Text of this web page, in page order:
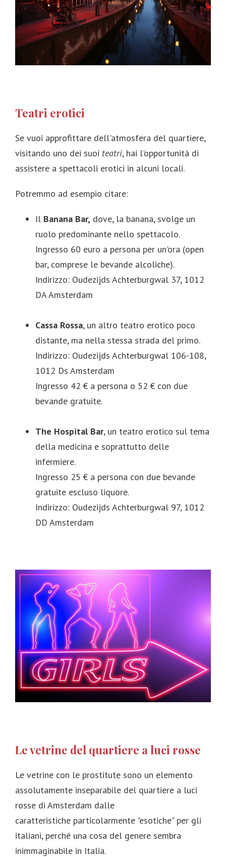
Teatri erotici
Se vuoi approfittare dell'atmosfera del quartiere,
visitando uno dei suoi teatri, hai l'opportunità di
assistere a spettacoli erotici in alcuni locali.
Potremmo ad esempio citare:
Il Banana Bar, dove, la banana, svolge un
ruolo predominante nello spettacolo.
Ingresso 60 euro a persona per un'ora (open
bar, comprese le bevande alcoliche).
Indirizzo: Oudezijds Achterburgwal 37, 1012
DA Amsterdam
Cassa Rossa, un altro teatro erotico poco
distante, ma nella stessa strada del primo.
Indirizzo: Oudezijds Achterburgwal 106-108,
1012 Ds Amsterdam
Ingresso 42 € a persona o 52 € con due
bevande gratuite.
The Hospital Bar, un teatro erotico sul tema
della medicina e soprattutto delle
infermiere.
Ingresso 25 € a persona con due bevande
gratuite escluso liquore.
Indirizzo: Oudezijds Achterburgwal 97, 1012
DD Amsterdam
Le vetrine del quartiere a luci rosse
Le vetrine con le prostitute sono un elemento
assolutamente inseparabile del quartiere a luci
rosse di Amsterdam dalle
caratteristiche particolarmente "esotiche" per gli
italiani, perché una cosa del genere sembra
inimmaginabile in Italia.